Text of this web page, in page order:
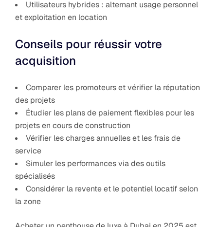
Utilisateurs hybrides : alternant usage personnel
et exploitation en location
Conseils pour réussir votre
acquisition
Comparer les promoteurs et vérifier la réputation
des projets
Étudier les plans de paiement flexibles pour les
projets en cours de construction
Vérifier les charges annuelles et les frais de
service
Simuler les performances via des outils
spécialisés
Considérer la revente et le potentiel locatif selon
la zone